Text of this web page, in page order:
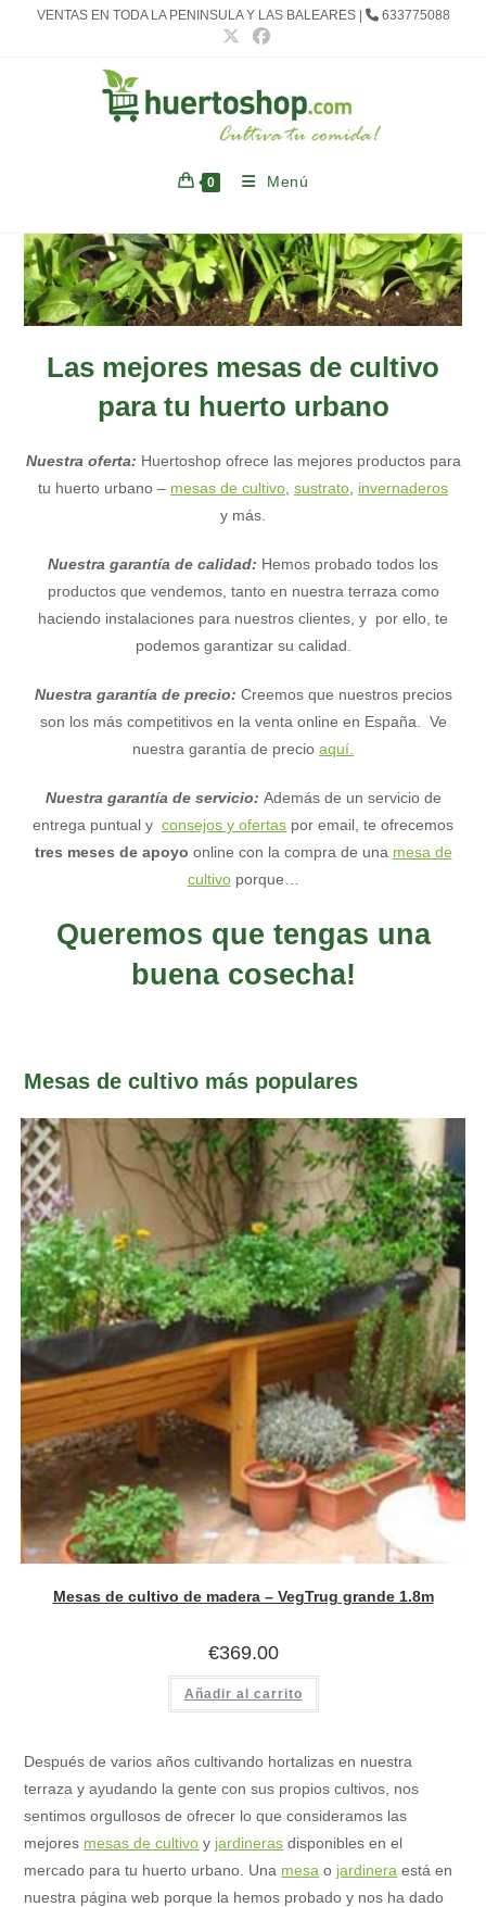
VENTAS EN TODA LA PENINSULA Y LAS BALEARES | 633775088
0 Menú
Las mejores mesas de cultivo
para tu huerto urbano
Nuestra oferta: Huertoshop ofrece las mejores productos para
tu huerto urbano – mesas de cultivo sustrato invernaderos
y más.
Nuestra garantía de calidad: Hemos probado todos los
productos que vendemos, tanto en nuestra terraza como
haciendo instalaciones para nuestros clientes, y por ello, te
podemos garantizar su calidad.
Nuestra garantía de precio: Creemos que nuestros precios
son los más competitivos en la venta online en España. Ve
nuestra garantía de precio aquí.
Nuestra garantía de servicio: Además de un servicio de
entrega puntual y consejos y ofertas por email, te ofrecemos
tres meses de apoyo online con la compra de una mesa de
cultivoporque…
Queremos que tengas una
buena cosecha!
Mesas de cultivo más populares
Mesas de cultivo de madera – VegTrug grande 1.8m
€369.00
Añadir al carrito
Después de varios años cultivando hortalizas en nuestra
terraza y ayudando la gente con sus propios cultivos, nos
sentimos orgullosos de ofrecer lo que consideramos las
mejores mesas de cultivo y jardineras disponibles en el
mercado para tu huerto urbano. Una mesa o jardinera está en
nuestra página web porque la hemos probado y nos ha dado